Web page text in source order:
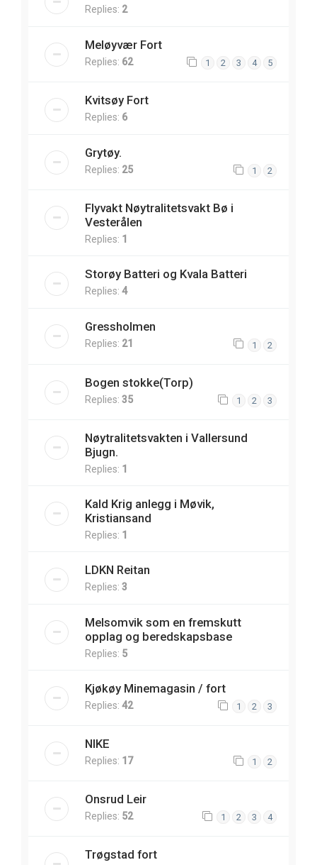
Replies: 2
Meløyvær Fort
Replies: 62 1 2 3 4 5
Kvitsøy Fort
Replies: 6
Grytøy.
Replies: 25 1 2
Flyvakt Nøytralitetsvakt Bø i
Vesterålen
Replies: 1
Storøy Batteri og Kvala Batteri
Replies: 4
Gressholmen
Replies: 21 1 2
Bogen stokke(Torp)
Replies: 35 1 2 3
Nøytralitetsvakten i Vallersund
Bjugn.
Replies: 1
Kald Krig anlegg i Møvik,
Kristiansand
Replies: 1
LDKN Reitan
Replies: 3
Melsomvik som en fremskutt
opplag og beredskapsbase
Replies: 5
Kjøkøy Minemagasin / fort
Replies: 42 1 2 3
NIKE
Replies: 17 1 2
Onsrud Leir
Replies: 52 1 2 3 4
Trøgstad fort